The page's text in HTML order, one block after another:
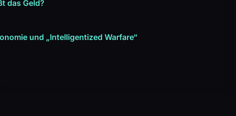
das Geld?
und „Intelligentized Warfare“